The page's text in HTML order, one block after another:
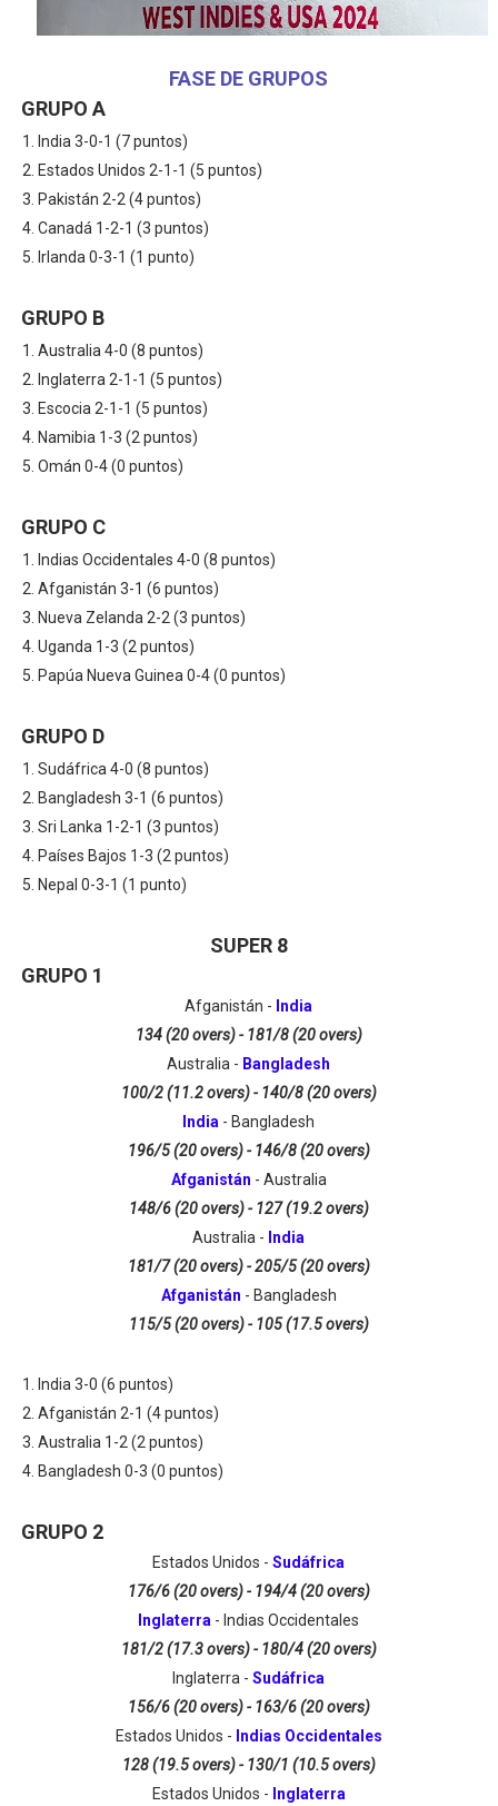
FASE DE GRUPOS
GRUPO A
India 3-0-1 (7 puntos)
Estados Unidos 2-1-1 (5 puntos)
Pakistán 2-2 (4 puntos)
Canadá 1-2-1 (3 puntos)
Irlanda 0-3-1 (1 punto)
GRUPO B
Australia 4-0 (8 puntos)
Inglaterra 2-1-1 (5 puntos)
Escocia 2-1-1 (5 puntos)
Namibia 1-3 (2 puntos)
Omán 0-4 (0 puntos)
GRUPO C
Indias Occidentales 4-0 (8 puntos)
Afganistán 3-1 (6 puntos)
Nueva Zelanda 2-2 (3 puntos)
Uganda 1-3 (2 puntos)
Papúa Nueva Guinea 0-4 (0 puntos)
GRUPO D
Sudáfrica 4-0 (8 puntos)
Bangladesh 3-1 (6 puntos)
Sri Lanka 1-2-1 (3 puntos)
Países Bajos 1-3 (2 puntos)
Nepal 0-3-1 (1 punto)
SUPER 8
GRUPO 1
Afganistán - India
134 (20 overs) - 181/8 (20 overs)
Australia - Bangladesh
100/2 (11.2 overs) - 140/8 (20 overs)
India - Bangladesh
196/5 (20 overs) - 146/8 (20 overs)
Afganistán - Australia
148/6 (20 overs) - 127 (19.2 overs)
Australia - India
181/7 (20 overs) - 205/5 (20 overs)
Afganistán - Bangladesh
115/5 (20 overs) - 105 (17.5 overs)
India 3-0 (6 puntos)
Afganistán 2-1 (4 puntos)
Australia 1-2 (2 puntos)
Bangladesh 0-3 (0 puntos)
GRUPO 2
Estados Unidos -Sudáfrica
176/6 (20 overs) - 194/4 (20 overs)
Inglaterra - Indias Occidentales
181/2 (17.3 overs) - 180/4 (20 overs)
Inglaterra -Sudáfrica
156/6 (20 overs) - 163/6 (20 overs)
Estados Unidos - Indias Occidentales
128 (19.5 overs) - 130/1 (10.5 overs)
Estados Unidos - Inglaterra